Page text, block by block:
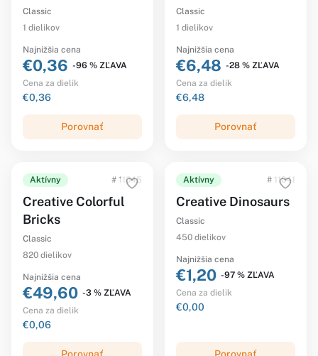
Classic
1 dielikov
Najnižšia cena
€0,36 -96 % ZĽAVA
Cena za dielik
€0,36
Porovnať
Classic
1 dielikov
Najnižšia cena
€6,48 -28 % ZĽAVA
Cena za dielik
€6,48
Porovnať
Aktívny # 11045
Creative Colorful
Bricks
Classic
820 dielikov
Najnižšia cena
€49,60 -3 % ZĽAVA
Cena za dielik
€0,06
Aktívny # 11041
Creative Dinosaurs
Classic
450 dielikov
Najnižšia cena
€1,20 -97 % ZĽAVA
Cena za dielik
€0,00